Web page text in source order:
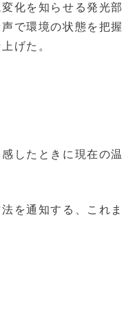
化を知らせる発光部
で環境の状態を把握
げた。
したときに現在の温
を通知する、これま